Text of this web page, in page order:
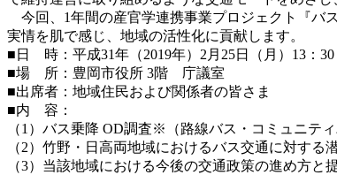
今回、1年間の産官学連携事業プロジェクト『バ
実情を肌で感じ、地域の活性化に貢献します。
■日 時：平成31年（2019年）2月25日（月）13：30
■場 所：豊岡市役所 3階 庁議室
■出席者：地域住民および関係者の皆さま
■内 容：
（1）バス乗降 OD調査※（路線バス・コミュニテ
（2）竹野・日高両地域におけるバス交通に対する
（3）当該地域における今後の交通政策の進め方と